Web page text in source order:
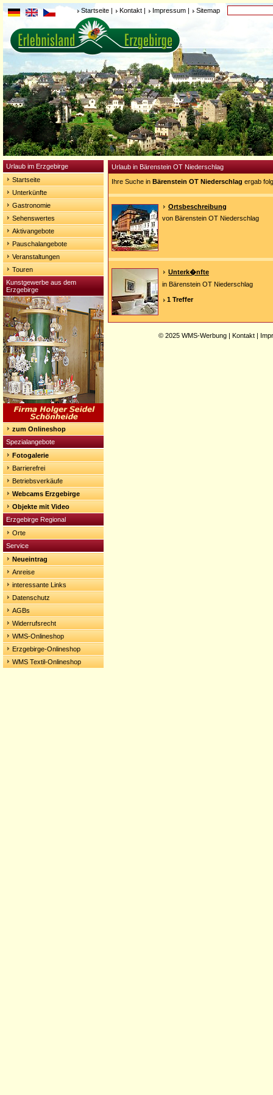
Startseite | Kontakt | Impressum | Sitemap
Urlaub im Erzgebirge
Startseite
Unterkünfte
Gastronomie
Sehenswertes
Aktivangebote
Pauschalangebote
Veranstaltungen
Touren
Kunstgewerbe aus dem
Erzgebirge
zum Onlineshop
Spezialangebote
Fotogalerie
Barrierefrei
Betriebsverkäufe
Webcams Erzgebirge
Objekte mit Video
Erzgebirge Regional
Orte
Service
Neueintrag
Anreise
interessante Links
Datenschutz
AGBs
Widerrufsrecht
WMS-Onlineshop
Erzgebirge-Onlineshop
WMS Textil-Onlineshop
Urlaub in Bärenstein OT Niederschlag
Ihre Suche in Bärenstein OT Niederschlag ergab
Ortsbeschreibung
von Bärenstein OT Niederschlag
Unterk�nfte
in Bärenstein OT Niederschlag
1 Treffer
© 2025 WMS-Werbung | Kontakt |